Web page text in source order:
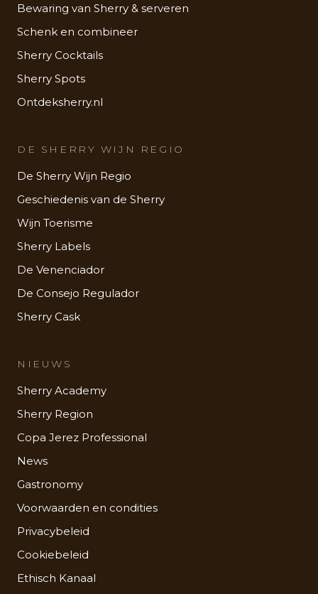
Bewaring van Sherry & serveren
Schenk en combineer
Sherry Cocktails
Sherry Spots
Ontdeksherry.nl
DE SHERRY WIJN REGIO
De Sherry Wijn Regio
Geschiedenis van de Sherry
Wijn Toerisme
Sherry Labels
De Venenciador
De Consejo Regulador
Sherry Cask
NIEUWS
Sherry Academy
Sherry Region
Copa Jerez Professional
News
Gastronomy
Voorwaarden en condities
Privacybeleid
Cookiebeleid
Ethisch Kanaal